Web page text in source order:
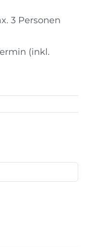
3 Personen
(inkl.